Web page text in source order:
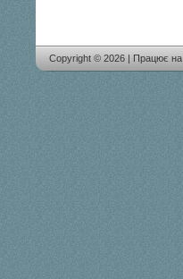
Copyright © 2026 | Працює на